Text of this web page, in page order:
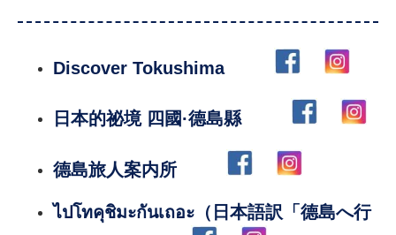
Discover Tokushima
日本的祕境 四國·德島縣
德島旅人案内所
ไปโทคุชิมะกันเถอะ（日本語訳「德島へ行